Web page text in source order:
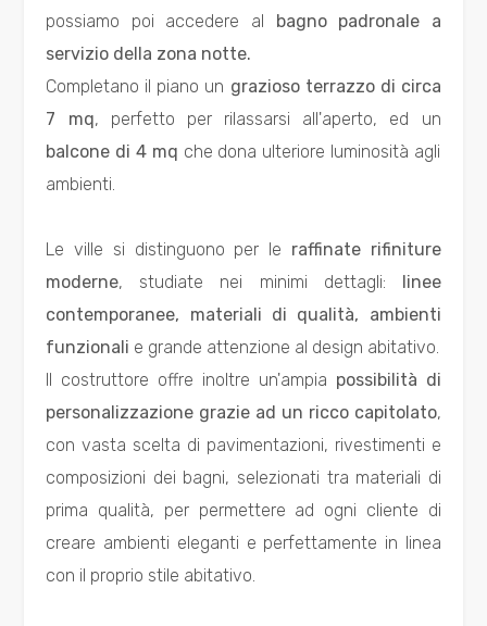
possiamo poi accedere al bagno padronale a
servizio della zona notte.
Completano il piano un grazioso terrazzo di circa
7 mq, perfetto per rilassarsi all'aperto, ed un
balcone di 4 mq che dona ulteriore luminosità agli
ambienti.
Le ville si distinguono per le raffinate rifiniture
moderne, studiate nei minimi dettagli: linee
contemporanee, materiali di qualità, ambienti
funzionali e grande attenzione al design abitativo.
Il costruttore offre inoltre un'ampia possibilità di
personalizzazione grazie ad un ricco capitolato,
con vasta scelta di pavimentazioni, rivestimenti e
composizioni dei bagni, selezionati tra materiali di
prima qualità, per permettere ad ogni cliente di
creare ambienti eleganti e perfettamente in linea
con il proprio stile abitativo.
Qualsiasi
1
2
4
5
5+
Bagni
minimi
Qualsiasi